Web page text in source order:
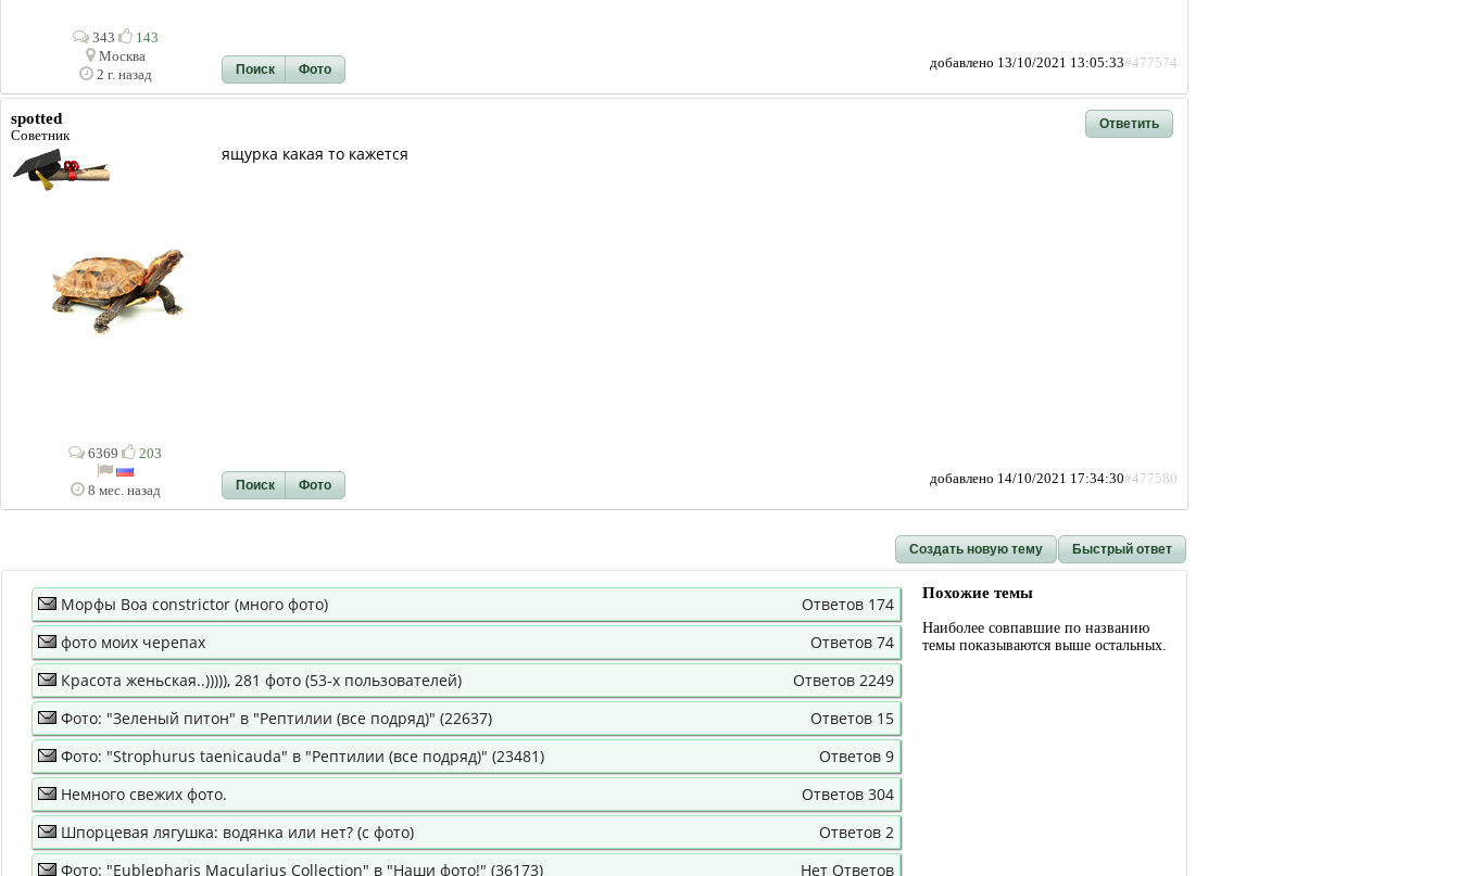
343
143
Москва
2 г. назад
Поиск Фото добавлено 13/10/2021 13:05:33#477574
spotted
Советник
6369 203
8 мес. назад
Ответить
ящурка какая то кажется
Поиск Фото добавлено 14/10/2021 17:34:30#477580
Создать новую тему Быстрый ответ
Морфы Boa constrictor (много фото)
Ответов 174
фото моих черепах
Ответов 74
Красота женьская..))))), 281 фото (53-х пользователей)
Ответов 2249
Фото: "Зеленый питон" в "Рептилии (все подряд)" (22637)
Ответов 15
Фото: "Strophurus taenicauda" в "Рептилии (все подряд)" (23481)
Ответов 9
Немного свежих фото.
Ответов 304
Шпорцевая лягушка: водянка или нет? (с фото)
Ответов 2
Фото: "Eublepharis Macularius Collection" в "Наши фото!" (36173)
Нет Ответов
Похожие темы
Наиболее совпавшие по названию
темы показываются выше остальных.